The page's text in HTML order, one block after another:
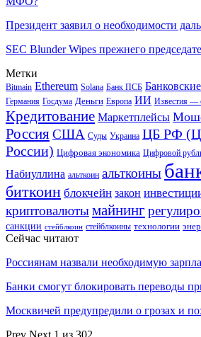
Президент заявил о необходимости
SEC Blunder Wipes прежнего
Метки
Bitmain Ethereum Solana Банк ПСБ
Германия Госдума Деньги Европа ИИ Известия —
Кредитование Маркетплейсы
РоссияСША Суды Украина ЦБ РФ
России) Цифровая экономика Цифровой
Набиуллина альткоин альткоины
биткоин блокчейн закон
криптовалютымайнинг
санкции стейблкоин стейблкоины технологии
Сейчас читают
Россиянам назвали необходимую
Банки смогут блокировать переводы
Москвичей предупредили о грозах и